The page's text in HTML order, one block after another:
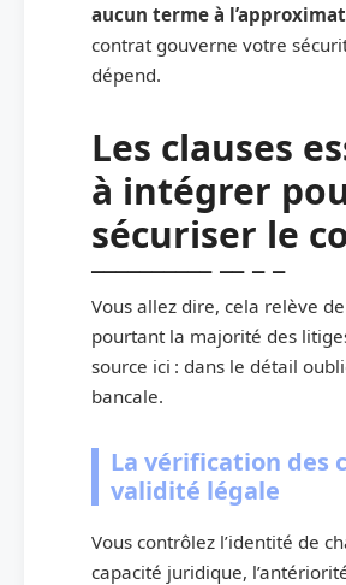
aucun terme à
contrat gouverne votre
dépend.
Les clauses
à intégrer
sécuriser le
Vous allez dire, cela relève de
pourtant la majorité des
source ici : dans le détail
bancale.
La vérification des
validité légale
Vous contrôlez l’identité de
capacité juridique,